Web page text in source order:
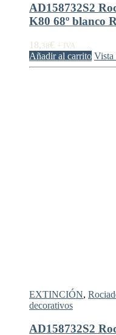
AD158732S2
K80 68º blanco
18,38€ + IVA
Añadir al carrito Vista
EXTINCIÓN,
decorativos
AD158732S2